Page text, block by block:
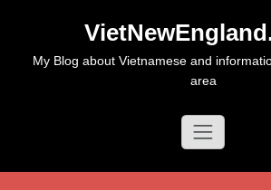
My Blog about Vietnamese and
area